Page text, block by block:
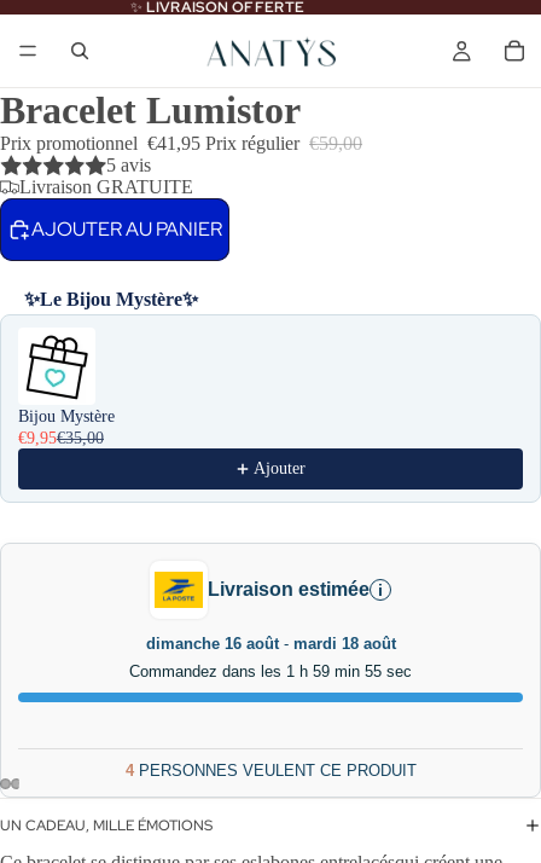
✨LIVRAISON OFFERTE
Bracelet Lumistor
Prix promotionnel €41,95 Prix régulier €59,00
5 avis
Livraison GRATUITE
AJOUTER AU PANIER
✨Le Bijou Mystère✨
Use the Previous and Next buttons to navigate through product
Bijou Mystère
€9,95€35,00
Ajouter
Livraison estimée i
dimanche 16 août- mardi 18 août
Commandez dans les 1 h 59 min 54 sec
4PERSONNES VEULENT CE PRODUIT
UN CADEAU, MILLE ÉMOTIONS